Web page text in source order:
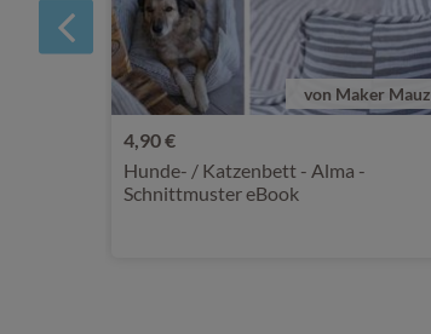
von Maker Mauz
4,90 €
Hunde- / Katzenbett - Alma -
Schnittmuster eBook